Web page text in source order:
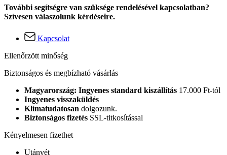
További segítségre van szüksége rendelésével kapcsolatban?
Szívesen válaszolunk kérdéseire.
Kapcsolat
Ellenőrzött minőség
Biztonságos és megbízható vásárlás
Magyarország: Ingyenes standard kiszállítás 17.000 Ft-tól
Ingyenes visszaküldés
Klímatudatosan dolgozunk.
Biztonságos fizetés SSL-titkosítással
Kényelmesen fizethet
Utánvét